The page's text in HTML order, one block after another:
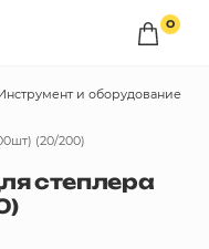
0
и оборудование
(20/200)
степлера